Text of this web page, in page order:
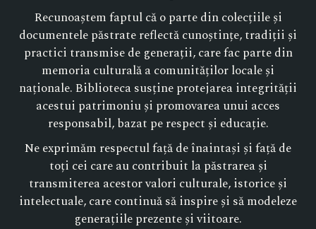
Recunoaștem faptul că o parte din colecțiile și
documentele păstrate reflectă cunoștințe, tradiții și
practici transmise de generații, care fac parte din
memoria culturală a comunităților locale și
naționale. Biblioteca susține protejarea integrității
acestui patrimoniu și promovarea unui acces
responsabil, bazat pe respect și educație.
Ne exprimăm respectul față de înaintași și față de
toți cei care au contribuit la păstrarea și
transmiterea acestor valori culturale, istorice și
intelectuale, care continuă să inspire și să modeleze
generațiile prezente și viitoare.